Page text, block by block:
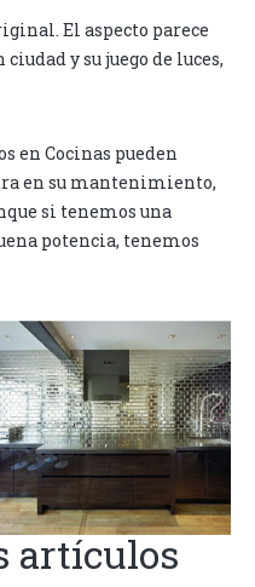
El aspecto parece
y su juego de luces,
en Cocinas pueden
en su mantenimiento,
si tenemos una
potencia, tenemos
artículos